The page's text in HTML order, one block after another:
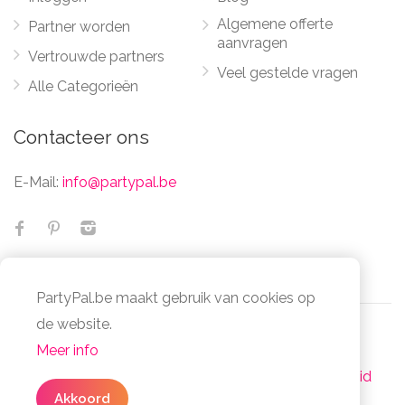
Partner worden
Vertrouwde partners
Alle Categorieën
Algemene offerte
aanvragen
Veel gestelde vragen
Contacteer ons
E-Mail: info@partypal.be
© Partypal 2026 Alle Rechten Voorbehouden -
Algemene voorwaarden
Privacy- en cookiebeleid
Geen zin om te zoeken
offerte in en bespaar je tijd en moeite.
PartyPal.be maakt gebruik van cookies op
de website.
Meer info
Akkoord